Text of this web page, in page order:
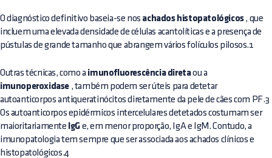
O diagnóstico definitivo baseia-se nos achados histopatológicos, que
incluem uma elevada densidade de células acantolíticas e a presença de
pústulas de grande tamanho que abrangem vários folículos pilosos.1
Outras técnicas, como a imunofluorescência diretaou a
imunoperoxidase , também podem ser úteis para detetar
autoanticorpos antiqueratinócitos diretamente da pele de cães com PF.3
Os autoanticorpos epidérmicos intercelulares detetados costumam ser
maioritariamente IgG e, em menor proporção, IgA e IgM. Contudo, a
imunopatologia tem sempre que ser associada aos achados clínicos e
histopatológicos.4